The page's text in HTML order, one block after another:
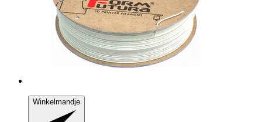
Winkelmandje